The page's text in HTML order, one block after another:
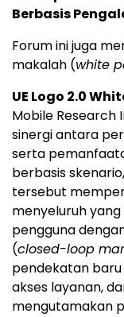
Berbasis
Forum ini juga
makalah (white
UE Logo 2.0
Mobile Research
sinergi antara
serta
berbasis
tersebut
menyeluruh
pengguna
(closed-loop
pendekatan
akses layanan,
mengutamakan